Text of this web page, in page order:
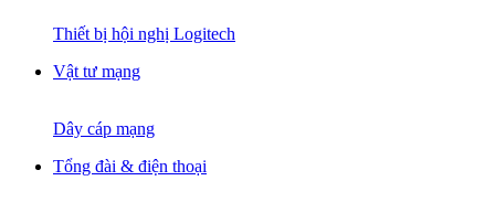
Thiết bị hội nghị Logitech
Vật tư mạng
Dây cáp mạng
Tổng đài & điện thoại